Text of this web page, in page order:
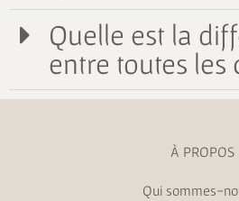
Quelle est la
entre toutes les
À PROPOS
Qui sommes-